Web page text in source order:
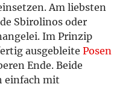
Am liebsten
Sbirolinos oder
Im Prinzip
ausgebleite Posen
Ende. Beide
einfach mit